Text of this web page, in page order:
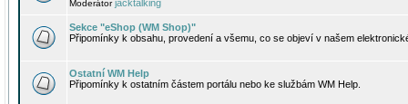
Moderátorjacktalking
Sekce "eShop (WM Shop)"
Připomínky k obsahu, provedení a všemu, co se objeví v našem
Ostatní WM Help
Připomínky k ostatním částem portálu nebo ke službám WM Help.